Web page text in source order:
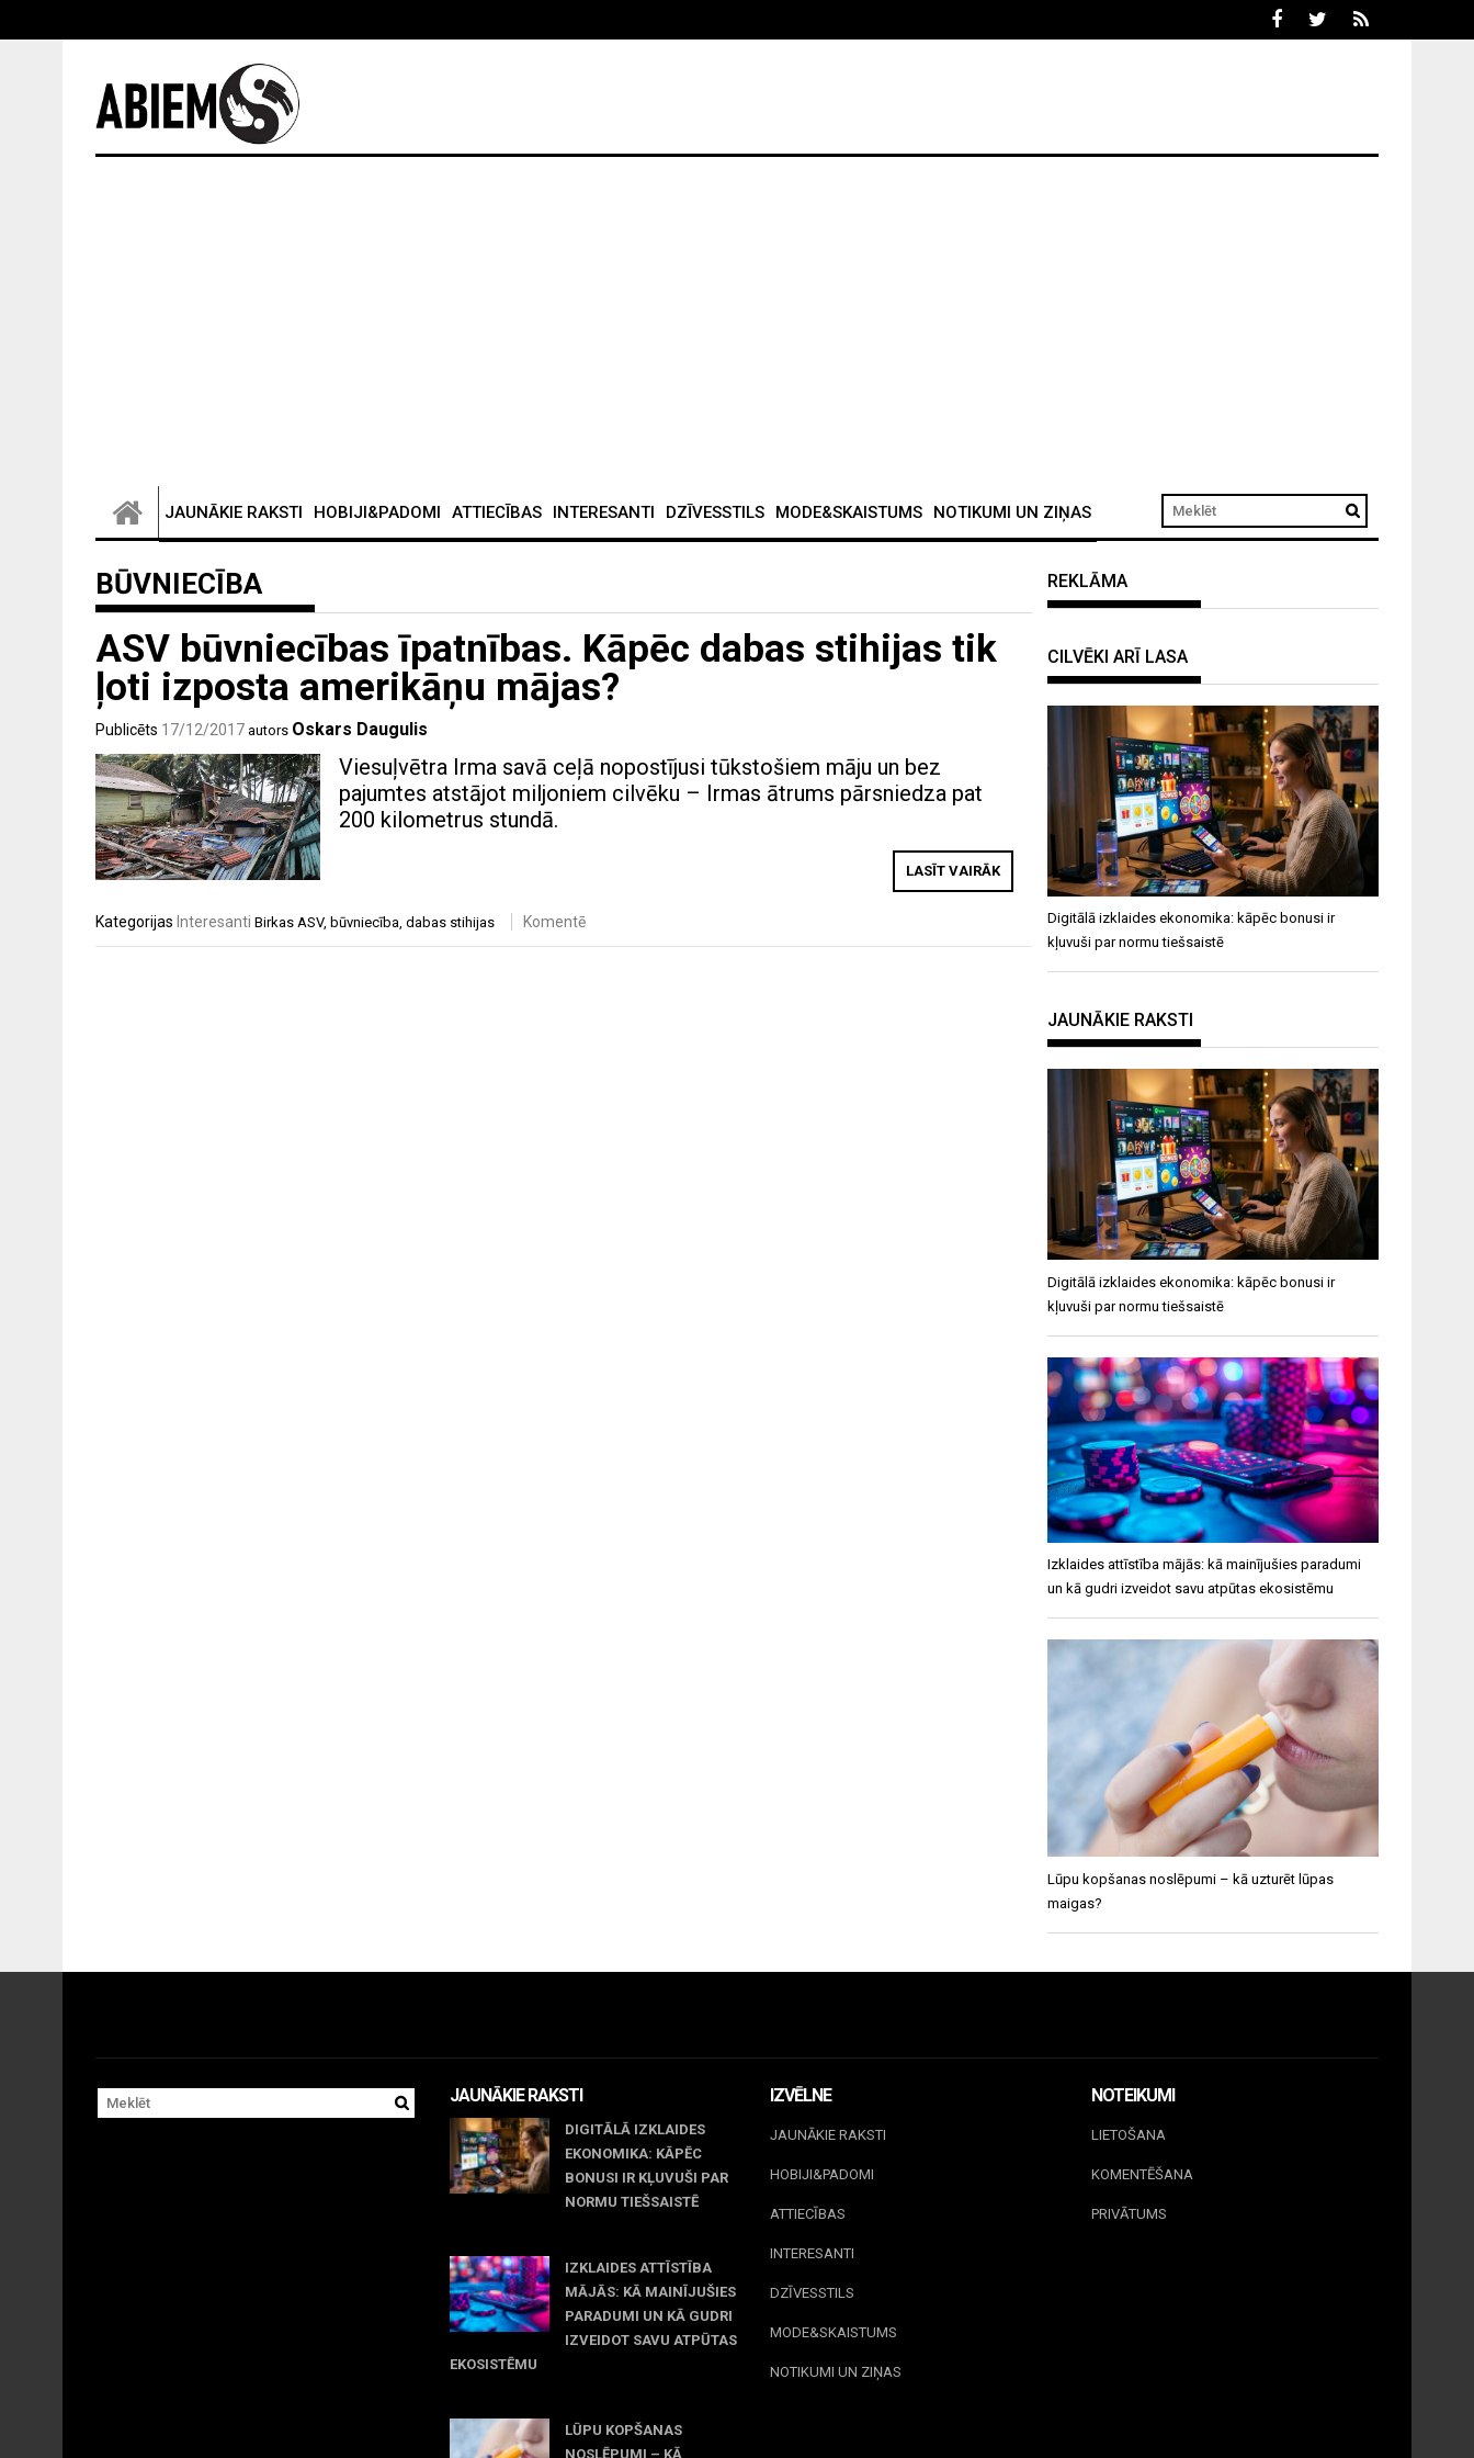
JAUNĀKIE RAKSTI HOBIJI&PADOMI ATTIECĪBAS INTERESANTI DZĪVESSTILS MODE&SKAISTUMS NOTIKUMI UN ZIŅAS
BŪVNIECĪBA
ASV būvniecības īpatnības. Kāpēc dabas stihijas tik
ļoti izposta amerikāņu mājas?
Publicēts 17/12/2017 autors Oskars Daugulis
Viesuļvētra Irma savā ceļā nopostījusi tūkstošiem māju un bez
pajumtes atstājot miljoniem cilvēku – Irmas ātrums pārsniedza pat
200 kilometrus stundā.
LASĪT VAIRĀK
Kategorijas Interesanti Birkas ASV, būvniecība, dabas stihijas Komentē
REKLĀMA
CILVĒKI ARĪ LASA
Digitālā izklaides ekonomika: kāpēc bonusi ir
kļuvuši par normu tiešsaistē
JAUNĀKIE RAKSTI
Digitālā izklaides ekonomika: kāpēc bonusi ir
kļuvuši par normu tiešsaistē
Izklaides attīstība mājās: kā mainījušies paradumi
un kā gudri izveidot savu atpūtas ekosistēmu
Lūpu kopšanas noslēpumi – kā uzturēt lūpas
maigas?
JAUNĀKIE RAKSTI
DIGITĀLĀ IZKLAIDES
EKONOMIKA: KĀPĒC
BONUSI IR KĻUVUŠI PAR
NORMU TIEŠSAISTĒ
IZKLAIDES ATTĪSTĪBA
MĀJĀS: KĀ MAINĪJUŠIES
PARADUMI UN KĀ GUDRI
IZVEIDOT SAVU ATPŪTAS
EKOSISTĒMU
LŪPU KOPŠANAS
NOSLĒPUMI – KĀ
IZVĒLNE
JAUNĀKIE RAKSTI
HOBIJI&PADOMI
ATTIECĪBAS
INTERESANTI
DZĪVESSTILS
MODE&SKAISTUMS
NOTIKUMI UN ZIŅAS
NOTEIKUMI
LIETOŠANA
KOMENTĒŠANA
PRIVĀTUMS